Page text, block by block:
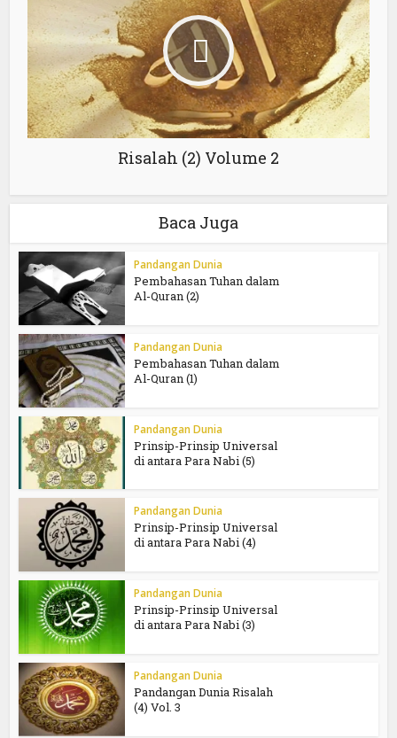
Risalah (2) Volume 2
Baca Juga
Pandangan Dunia
Pembahasan Tuhan dalam
Al-Quran (2)
Pandangan Dunia
Pembahasan Tuhan dalam
Al-Quran (1)
Pandangan Dunia
Prinsip-Prinsip Universal
di antara Para Nabi (5)
Pandangan Dunia
Prinsip-Prinsip Universal
di antara Para Nabi (4)
Pandangan Dunia
Prinsip-Prinsip Universal
di antara Para Nabi (3)
Pandangan Dunia
Pandangan Dunia Risalah
(4) Vol. 3